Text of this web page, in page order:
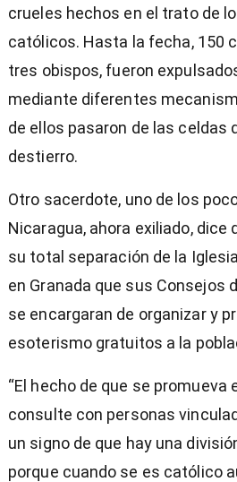
crueles hechos en el trato de
católicos. Hasta la fecha, 150
tres obispos, fueron
mediante diferentes
de ellos pasaron de las celdas
destierro.
Otro sacerdote, uno de los
Nicaragua, ahora exiliado, dice
su total separación de la
en Granada que sus Consejos
se encargaran de organizar y
esoterismo gratuitos a la
“El hecho de que se promueva
consulte con personas
un signo de que hay una
porque cuando se es católico